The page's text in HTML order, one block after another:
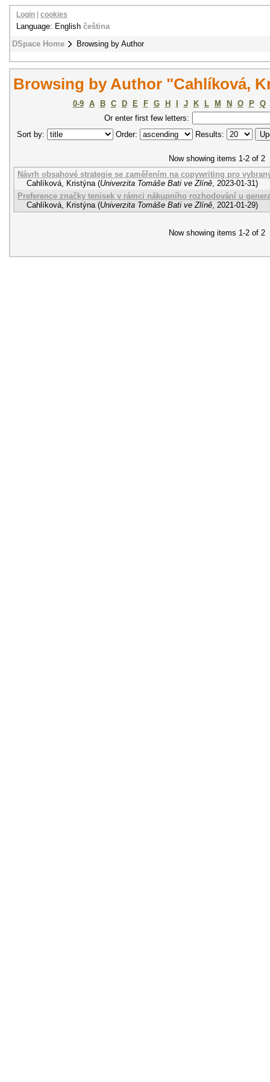
DSpace Home Browsing by Author
Login cookies
Language: English čeština
Browsing by Author "Cahlíková,
0-9 A B C D E F G H J K L M N O P
Q
Or enter first few letters:
Sort by:
Order: Results:
Now showing items 1-2 of 2
Návrh obsahové strategie se zaměřením na copywriting pro
Cahlíková, Kristýna (Univerzita Tomáše Bati ve Zlíně, 2023-01-31)
Preference značky tenisek v rámci nákupního rozhodování u
Cahlíková, Kristýna (Univerzita Tomáše Bati ve Zlíně, 2021-01-29)
Now showing items 1-2 of 2